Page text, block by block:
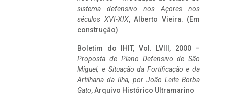
sistema defensivo nos Açores nos
séculos XVI-XIX, Alberto Vieira. (Em
construção)
Boletim do IHIT, Vol. LVIII, 2000 –
Proposta de Plano Defensivo de São
Miguel, e Situação da Fortificação e da
Artilharia da Ilha, por João Leite Borba
Gato, Arquivo Histórico Ultramarino